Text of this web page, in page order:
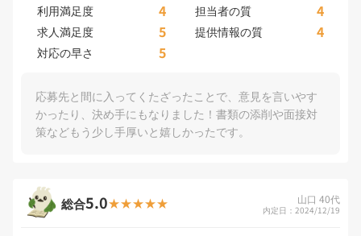
利用満足度 4 担当者の質 4
求人満足度 5 提供情報の質 4
対応の早さ 5
応募先と間に入ってくたざったことで、意見を言いやす
かったり、決め手にもなりました！書類の添削や面接対
策などもう少し手厚いと嬉しかったです。
総合5.0 山口 40代
内定日：2024/12/19